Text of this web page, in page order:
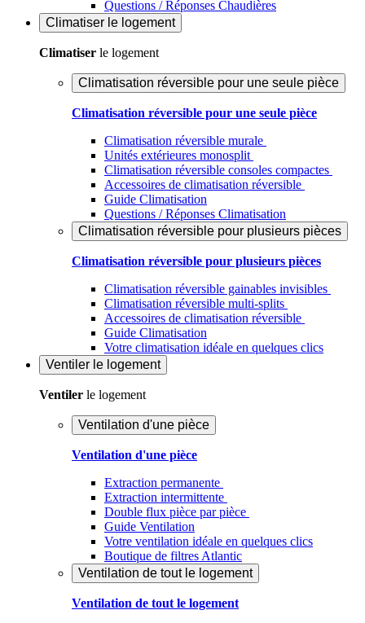
Questions / Réponses Chaudières
Climatiser le logement
Climatiser le logement
Climatisation réversible pour une seule pièce
Climatisation réversible pour une seule pièce
Climatisation réversible murale
Unités extérieures monosplit
Climatisation réversible consoles compactes
Accessoires de climatisation réversible
Guide Climatisation
Questions / Réponses Climatisation
Climatisation réversible pour plusieurs pièces
Climatisation réversible pour plusieurs pièces
Climatisation réversible gainables invisibles
Climatisation réversible multi-splits
Accessoires de climatisation réversible
Guide Climatisation
Votre climatisation idéale en quelques clics
Ventiler le logement
Ventiler le logement
Ventilation d'une pièce
Ventilation d'une pièce
Extraction permanente
Extraction intermittente
Double flux pièce par pièce
Guide Ventilation
Votre ventilation idéale en quelques clics
Boutique de filtres Atlantic
Ventilation de tout le logement
Ventilation de tout le logement